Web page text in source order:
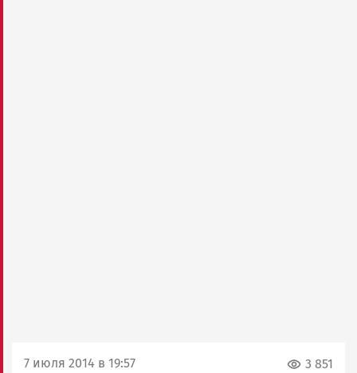
7 июля 2014 в 19:57
3 851